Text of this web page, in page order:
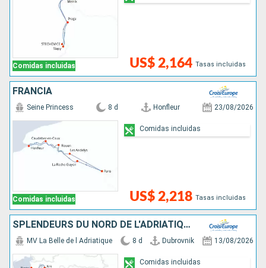
Comidas incluidas US$ 2,164 Tasas incluidas
FRANCIA
Comidas incluidas
Seine Princess 8 d Honfleur 23/08/2026
US$ 2,218 Tasas incluidas
Comidas incluidas
SPLENDEURS DU NORD DE L'ADRIATIQUE - ESCALES HISTORIQUES ET BEAUTÉS NATURELLES ENTRE CROATIE ET MONTÉNÉGRO (FORMULE PORT//PORT)
MV La Belle de l Adriatique 8 d Dubrovnik 13/08/2026
Comidas incluidas